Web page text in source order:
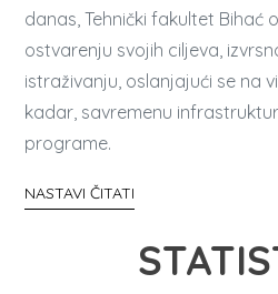
danas, Tehnički fakultet Bihać
ostvarenju svojih ciljeva,
istraživanju, oslanjajući se na
kadar, savremenu
programe.
NASTAVI ČITATI